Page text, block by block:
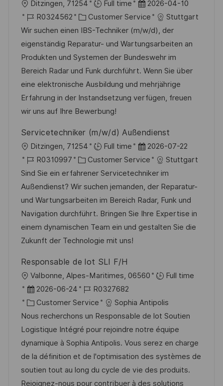
g
ö
f
f
e
n
t
l
i
h
u
n
g
O
r
t
Ditzingen, 71254 Full time
D
a
t
u
m
d
e
r
r
ö
f
f
e
n
t
h
n
g
2026-04-10
J
o
b
-
I
D
R0324562
K
a
t
e
g
o
r
i
Customer Service
Stuttgart
Wir suchen einen IBS-Techniker (m/w/d), der
eigenständig Reparatur- und Wartungsarbeiten an
Produkten und Systemen der Bundeswehr im
Bereich Radar und Funk durchführt. Wenn Sie über
eine elektronische Ausbildung und mehrjährige
Erfahrung in der Instandsetzung verfügen, freuen
wir uns auf Ihre Bewerbung!
Servicetechniker (m/w/d) Außendienst
O
r
t
Ditzingen, 71254 Full time
D
a
t
u
m
d
e
r
f
f
e
n
t
l
2026-07-22
J
o
b
-
I
D
R0310997
K
a
t
e
g
o
r
e
Customer Service
Stuttgart
Sind Sie ein erfahrener Servicetechniker im
Außendienst? Wir suchen jemanden, der Reparatur-
und Wartungsarbeiten im Bereich Radar, Funk und
Navigation durchführt. Bringen Sie Ihre Expertise in
einem dynamischen Team ein und gestalten Sie die
Zukunft der Technologie mit uns!
Responsable de lot SLI F/H
O
r
t
Valbonne, Alpes-Maritimes, 06560
Full time
D
a
t
u
m
d
e
r
2026-06-24
J
o
b
-
I
D
R0327682
K
a
t
e
g
o
r
Customer Service
Sophia Antipolis
Nous recherchons un Responsable de lot Soutien
Logistique Intégré pour rejoindre notre équipe
dynamique à Sophia Antipolis. Vous serez en charge
de la définition et de l'optimisation des systèmes de
soutien tout au long du cycle de vie des produits.
Rejoignez-nous pour contribuer à des solutions